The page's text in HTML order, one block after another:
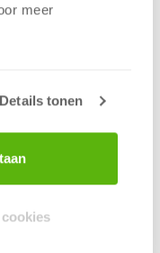
meer
Details tonen
tegenstander
aan moet
de winst